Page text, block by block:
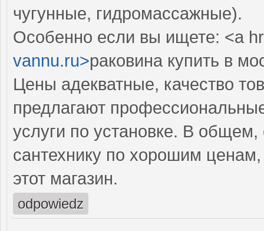
чугунные, гидромассажные).
Особенно если вы ищете: <a
vannu.ru>раковина купить в
Цены адекватные, качество
предлагают
услуги по установке. В
сантехнику по хорошим
этот магазин.
odpowiedz